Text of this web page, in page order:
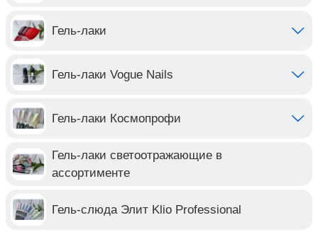
Гель-лаки
Гель-лаки Vogue Nails
Гель-лаки Космопрофи
Гель-лаки светоотражающие в
ассортименте
Гель-слюда Элит Klio Professional